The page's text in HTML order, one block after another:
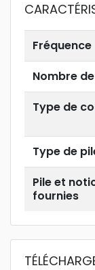
Fréquence
Nombre
Type de
Type de
Pile et
fournies